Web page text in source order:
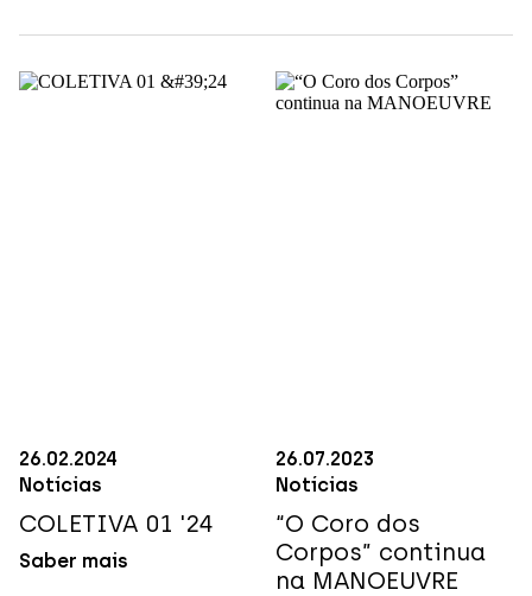
26.02.2024
Notícias
COLETIVA 01 '24
Saber mais
26.07.2023
Notícias
“O Coro dos
Corpos” continua
na MANOEUVRE